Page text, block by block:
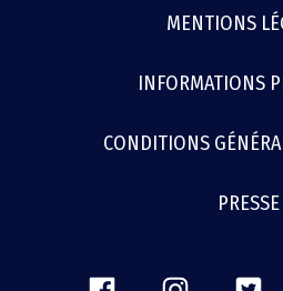
MENTIONS
INFORMATIONS
CONDITIONS
PRESSE